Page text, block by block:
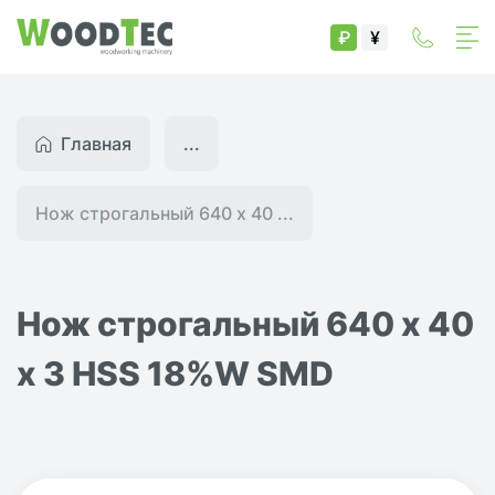
₽ ¥
Главная
Нож строгальный 640 х 40 ...
...
Нож строгальный 640 х 40
х 3 HSS 18%W SMD